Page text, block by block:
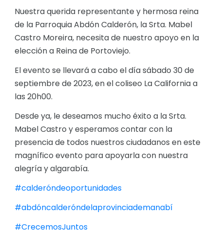
Nuestra querida representante y hermosa reina
de la Parroquia Abdón Calderón, la Srta. Mabel
Castro Moreira, necesita de nuestro apoyo en la
elección a Reina de Portoviejo.
El evento se llevará a cabo el día sábado 30 de
septiembre de 2023, en el coliseo La California a
las 20h00.
Desde ya, le deseamos mucho éxito a la Srta.
Mabel Castro y esperamos contar con la
presencia de todos nuestros ciudadanos en este
magnífico evento para apoyarla con nuestra
alegría y algarabía.
#calderóndeoportunidades
#abdóncalderóndelaprovinciademanabí
#CrecemosJuntos